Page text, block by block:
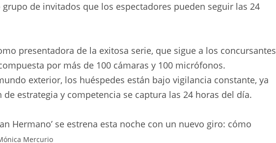
de invitados que los espectadores pueden seguir las 24
presentadora de la exitosa serie, que sigue a los concursantes
por más de 100 cámaras y 100 micrófonos.
exterior, los huéspedes están bajo vigilancia constante, ya
estrategia y competencia se captura las 24 horas del día.
Hermano’ se estrena esta noche con un nuevo giro: cómo
Mercurio